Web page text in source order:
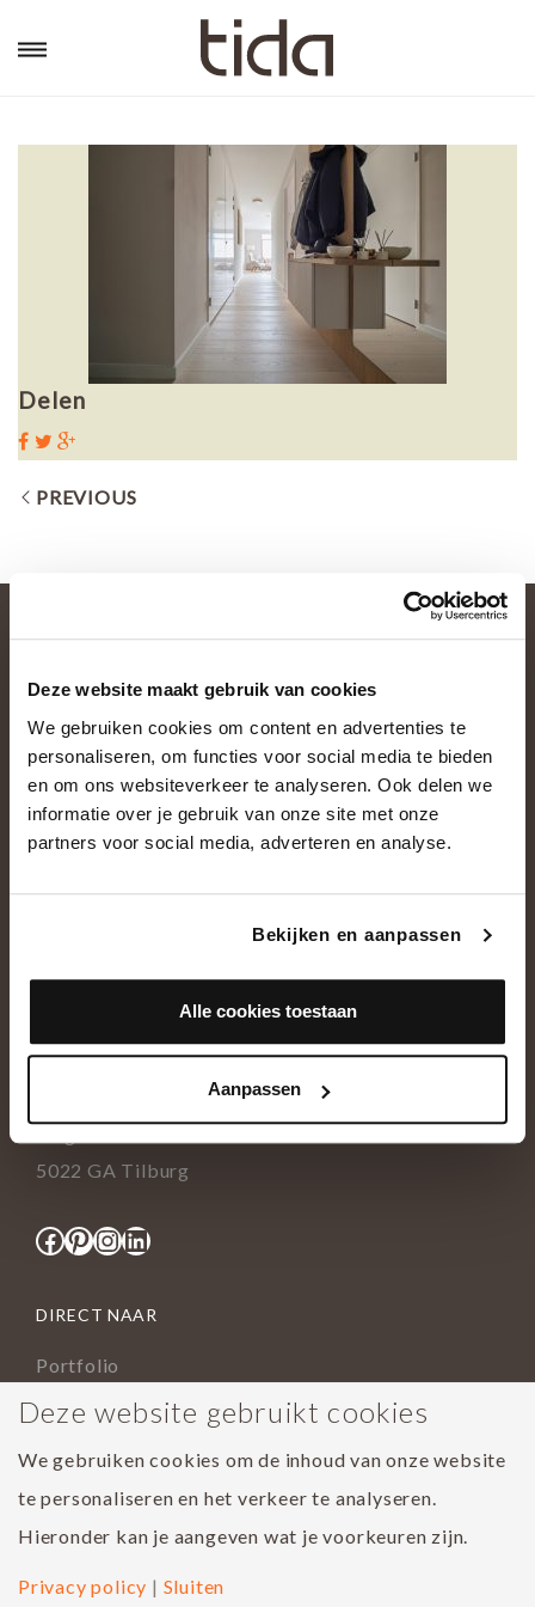
Deze website maakt gebruik van cookies
We gebruiken cookies om content en advertenties te
personaliseren, om functies voor social media te bieden
en om ons websiteverkeer te analyseren. Ook delen we
informatie over je gebruik van onze site met onze
partners voor social media, adverteren en analyse.
Bekijken en aanpassen
Alle cookies toestaan
Aanpassen
Delen
PREVIOUS
OVER ONS
NEEM CONTACT OP
+31(0)13 5362828
5022 GA Tilburg
Facebook
Pinterest
Instagram
LinkedIn
DIRECT NAAR
Portfolio
Assortiment
Houtsoorten
Populairste project 2023
Deze website gebruikt cookies
We gebruiken cookies om de inhoud van onze website
te personaliseren en het verkeer te analyseren.
Hieronder kan je aangeven wat je voorkeuren zijn.
Privacy policy | Sluiten